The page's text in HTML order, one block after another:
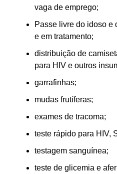
vaga de emprego;
Passe livre do idoso e
e em tratamento;
distribuição de
para HIV e outros
garrafinhas;
mudas frutíferas;
exames de tracoma;
teste rápido para HIV,
testagem sanguínea;
teste de glicemia e